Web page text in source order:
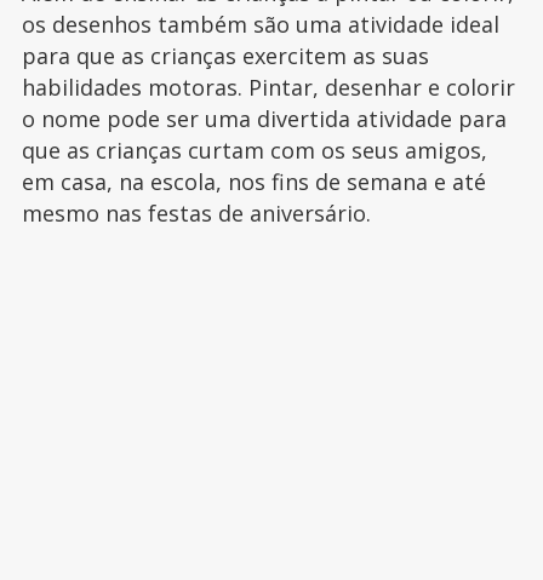
os desenhos também são uma atividade ideal
para que as crianças exercitem as suas
habilidades motoras. Pintar, desenhar e colorir
o nome pode ser uma divertida atividade para
que as crianças curtam com os seus amigos,
em casa, na escola, nos fins de semana e até
mesmo nas festas de aniversário.